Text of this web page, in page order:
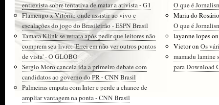
entrevista sobre tentativa de matar a ativista - G1
Flamengo x Vitória: onde assistir ao vivo e
escalações do jogo do Brasileirão - ESPN Brasil
Tamara Klink se retrata após pedir que leitores não
comprem seu livro: 'Errei em não ver outros pontos
de vista' - O GLOBO
Sergio Moro cancela ida a primeiro debate com
candidatos ao governo do PR - CNN Brasil
Palmeiras empata com Inter e perde a chance de
ampliar vantagem na ponta - CNN Brasil
O que é
Maria do
O que é
layanne lopes
VictoronOs
mamadu lamine
para Download